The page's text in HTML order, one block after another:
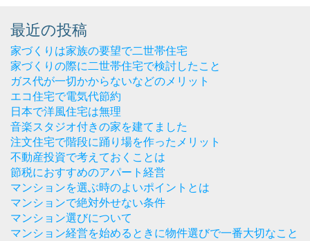
最近の投稿
家づくりは家族の要望で二世帯住宅
家づくりの際に二世帯住宅で検討したこと
ガス代が一切かからないなどのメリット
エコ住宅で電気代節約
日本で洋風住宅は無理
音楽スタジオ付きの家を建てました
注文住宅で階段に踊り場を作ったメリット
不動産投資で考えておくことは
節税におすすめのアパート経営
マンションを選ぶ時のよいポイントとは
マンションで絶対外せない条件
マンション選びについて
マンション経営を始めるときに物件選びで一番大切なこと